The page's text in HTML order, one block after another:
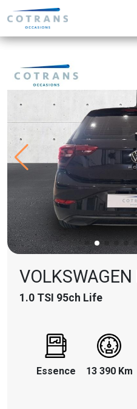
VOLKSWAGEN
1.0 TSI 95ch Life
Essence 13 390 Km